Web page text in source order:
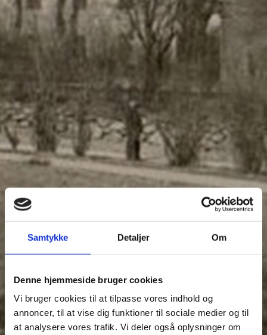
Samtykke Detaljer Om
Denne hjemmeside bruger cookies
Vi bruger cookies til at tilpasse vores indhold og
annoncer, til at vise dig funktioner til sociale medier og til
at analysere vores trafik. Vi deler også oplysninger om